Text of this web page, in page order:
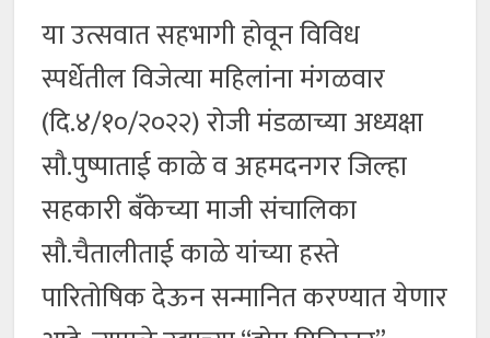
या उत्सवात सहभागी होवून विविध
स्पर्धेतील विजेत्या महिलांना मंगळवार
(दि.४/१०/२०२२) रोजी मंडळाच्या अध्यक्षा
सौ.पुष्पाताई काळे व अहमदनगर जिल्हा
सहकारी बँकेच्या माजी संचालिका
सौ.चैतालीताई काळे यांच्या हस्ते
पारितोषिक देऊन सन्मानित करण्यात येणार